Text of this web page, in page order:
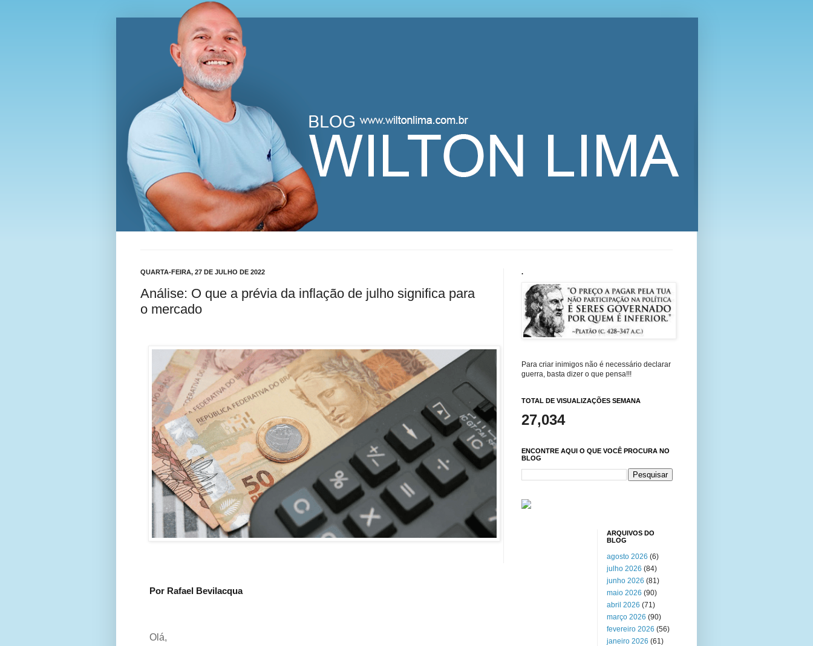
Blog Wilton Lima
QUARTA-FEIRA, 27 DE JULHO DE 2022
Análise: O que a prévia da inflação de julho significa para
o mercado
Por Rafael Bevilacqua
Olá,
.
Para criar inimigos não é necessário declarar
guerra, basta dizer o que pensa!!!
TOTAL DE VISUALIZAÇÕES SEMANA
27,034
ENCONTRE AQUI O QUE VOCÊ PROCURA NO
BLOG
ARQUIVOS DO
BLOG
agosto 2026 (6)
julho 2026 (84)
junho 2026 (81)
maio 2026 (90)
abril 2026 (71)
março 2026 (90)
fevereiro 2026 (56)
janeiro 2026 (61)